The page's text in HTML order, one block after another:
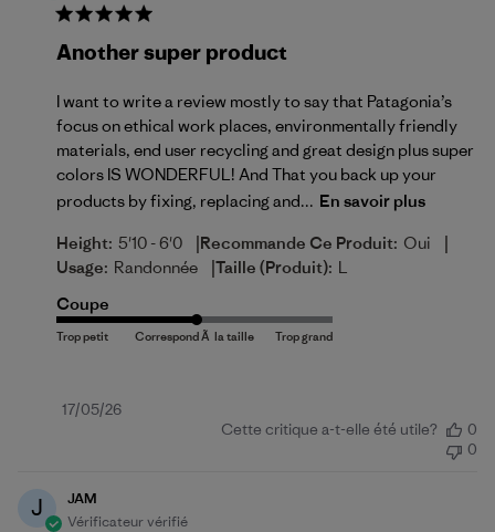
Another super product
I want to write a review mostly to say that Patagonia’s
focus on ethical work places, environmentally friendly
materials, end user recycling and great design plus super
colors IS WONDERFUL! And That you back up your
products by fixing, replacing and... En savoir plus
Height: 5'10 - 6'0 |Recommande Ce Produit: Oui |
Usage: Randonnée |Taille (produit): L
Coupe
Date
17/05/26
Cette critique a-t-elle été utile?
0
0
J
JAM
Vérificateur vérifié